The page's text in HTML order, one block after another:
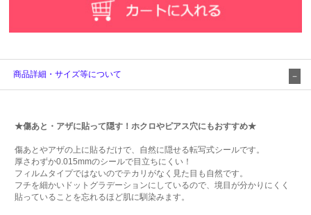
商品詳細・サイズ等について
★傷あと・アザに貼って隠す！ホクロやピアス穴にもおすすめ★
傷あとやアザの上に貼るだけで、自然に隠せる転写式シールです。
厚さわずか0.015mmのシールで目立ちにくい！
フィルムタイプではないのでテカリがなく見た目も自然です。
フチを細かいドットグラデーションにしているので、境目が分かりにくく
貼っていることを忘れるほど肌に馴染みます。